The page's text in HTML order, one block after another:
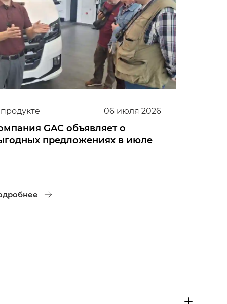
06 июля 2026
GAC объявляет о
предложениях в июле